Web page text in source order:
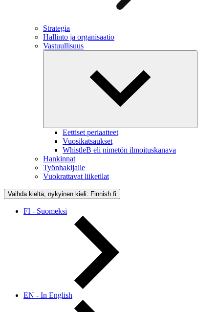
Strategia
Hallinto ja organisaatio
Vastuullisuus
Eettiset periaatteet
Vuosikatsaukset
WhistleB eli nimetön ilmoituskanava
Hankinnat
Työnhakijalle
Vuokrattavat liiketilat
Vaihda kieltä, nykyinen kieli: Finnish fi
FI - Suomeksi
EN - In English